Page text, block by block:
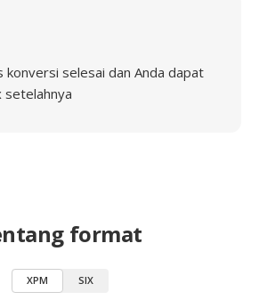
konversi selesai dan Anda dapat
setelahnya
format
XPM SIX